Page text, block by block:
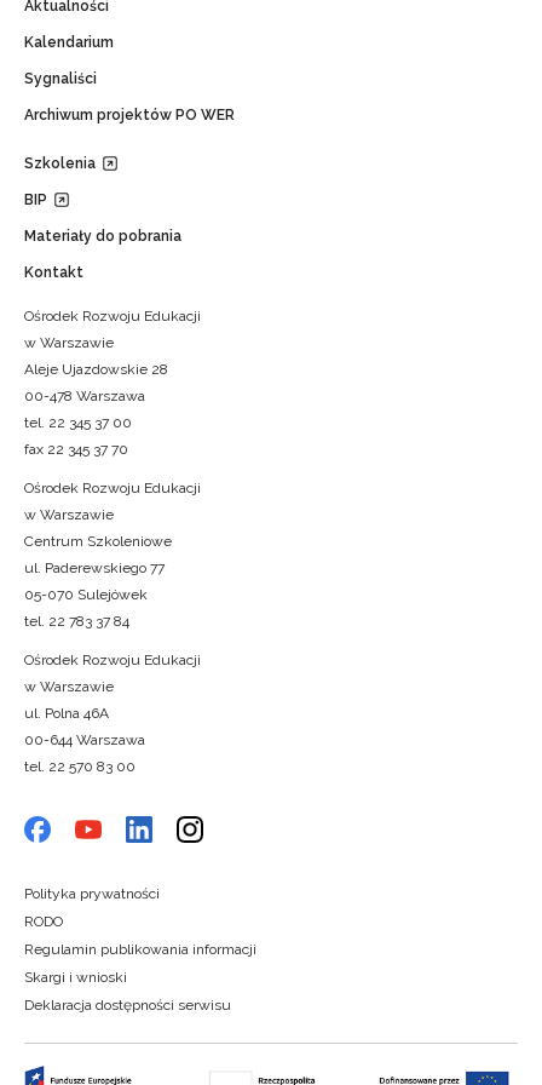
Aktualności
Kalendarium
Sygnaliści
Archiwum projektów PO WER
Szkolenia
BIP
Materiały do pobrania
Kontakt
Ośrodek Rozwoju Edukacji
w Warszawie
Aleje Ujazdowskie 28
00-478 Warszawa
tel. 22 345 37 00
fax 22 345 37 70
Ośrodek Rozwoju Edukacji
w Warszawie
Centrum Szkoleniowe
ul. Paderewskiego 77
05-070 Sulejówek
tel. 22 783 37 84
Ośrodek Rozwoju Edukacji
w Warszawie
ul. Polna 46A
00-644 Warszawa
tel. 22 570 83 00
Polityka prywatności
RODO
Regulamin publikowania informacji
Skargi i wnioski
Deklaracja dostępności serwisu